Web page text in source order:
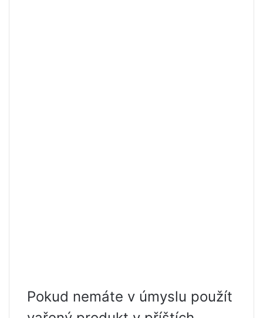
Pokud nemáte v úmyslu použít